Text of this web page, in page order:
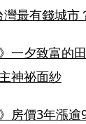
最有錢城市
一夕致富的
神祕面紗
房價3年漲